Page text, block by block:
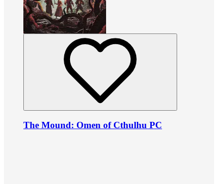
The Mound: Omen of Cthulhu PC